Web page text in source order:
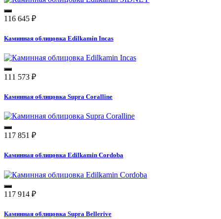
116 645 ₽
Каминная облицовка Edilkamin Incas
111 573 ₽
Каминная облицовка Supra Coralline
117 851 ₽
Каминная облицовка Edilkamin Cordoba
117 914 ₽
Каминная облицовка Supra Bellerive